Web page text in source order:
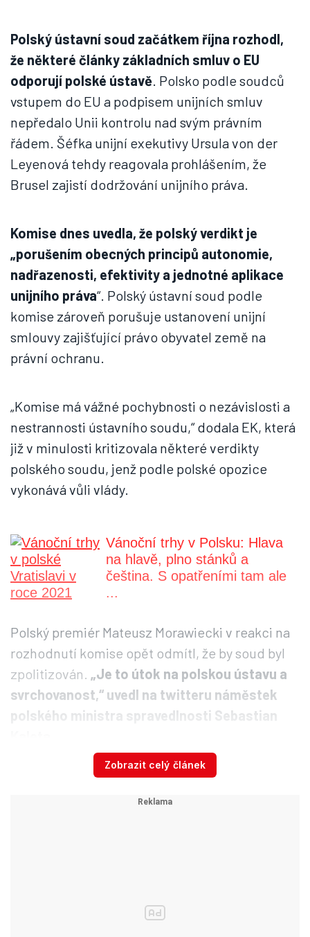
Polský ústavní soud začátkem října rozhodl,
že některé články základních smluv o EU
odporují polské ústavě. Polsko podle soudců
vstupem do EU a podpisem unijních smluv
nepředalo Unii kontrolu nad svým právním
řádem. Šéfka unijní exekutivy Ursula von der
Leyenová tehdy reagovala prohlášením, že
Brusel zajistí dodržování unijního práva.
Komise dnes uvedla, že polský verdikt je
„porušením obecných principů autonomie,
nadřazenosti, efektivity a jednotné aplikace
unijního práva“. Polský ústavní soud podle
komise zároveň porušuje ustanovení unijní
smlouvy zajišťující právo obyvatel země na
právní ochranu.
„Komise má vážné pochybnosti o nezávislosti a
nestrannosti ústavního soudu,“ dodala EK, která
již v minulosti kritizovala některé verdikty
polského soudu, jenž podle polské opozice
vykonává vůli vlády.
Vánoční trhy v Polsku: Hlava
na hlavě, plno stánků a
čeština. S opatřeními tam ale
...
Polský premiér Mateusz Morawiecki v reakci na
rozhodnutí komise opět odmítl, že by soud byl
zpolitizován. „Je to útok na polskou ústavu a
svrchovanost,“ uvedl na twitteru náměstek
polského ministra spravedlnosti Sebastian
kvůli zákonům souvisejícím s polskou justiční
povinností. Varšava již letos dostala pokuty za
Zobrazit celý článek